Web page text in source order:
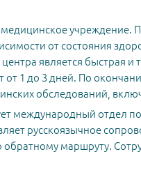
учреждение.
от состояния
является быстрая и
от 1 до 3 дней. По
обследований,
международный отдел
русскоязычное
маршруту.